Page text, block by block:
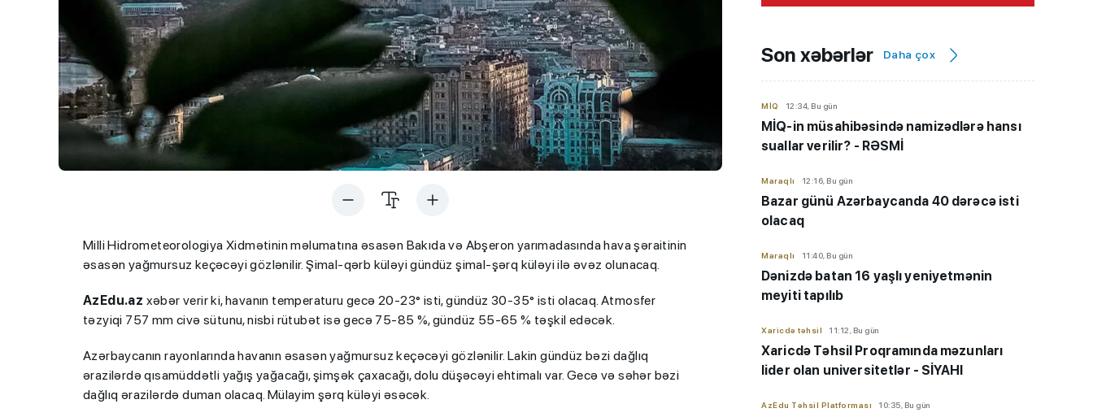
Milli Hidrometeorologiya Xidmətinin məlumatına əsasən Bakıda və Abşeron yarımadasında hava şəraitinin
əsasən yağmursuz keçəcəyi gözlənilir. Şimal-qərb küləyi gündüz şimal-şərq küləyi ilə əvəz olunacaq.
AzEdu.az xəbər verir ki, havanın temperaturu gecə 20-23° isti, gündüz 30-35° isti olacaq. Atmosfer
təzyiqi 757 mm civə sütunu, nisbi rütubət isə gecə 75-85 %, gündüz 55-65 % təşkil edəcək.
Azərbaycanın rayonlarında havanın əsasən yağmursuz keçəcəyi gözlənilir. Lakin gündüz bəzi dağlıq
ərazilərdə qısamüddətli yağış yağacağı, şimşək çaxacağı, dolu düşəcəyi ehtimalı var. Gecə və səhər bəzi
dağlıq ərazilərdə duman olacaq. Mülayim şərq küləyi əsəcək.
Son xəbərlər Daha çox
MİQ 12:34, Bu gün
MİQ-in müsahibəsində namizədlərə hansı
suallar verilir? - RƏSMİ
Maraqlı 12:16, Bu gün
Bazar günü Azərbaycanda 40 dərəcə isti
olacaq
Maraqlı 11:40, Bu gün
Dənizdə batan 16 yaşlı yeniyetmənin
meyiti tapılıb
Xaricdə təhsil 11:12, Bu gün
Xaricdə Təhsil Proqramında məzunları
lider olan universitetlər - SİYAHI
AzEdu Təhsil Platforması 10:35, Bu gün